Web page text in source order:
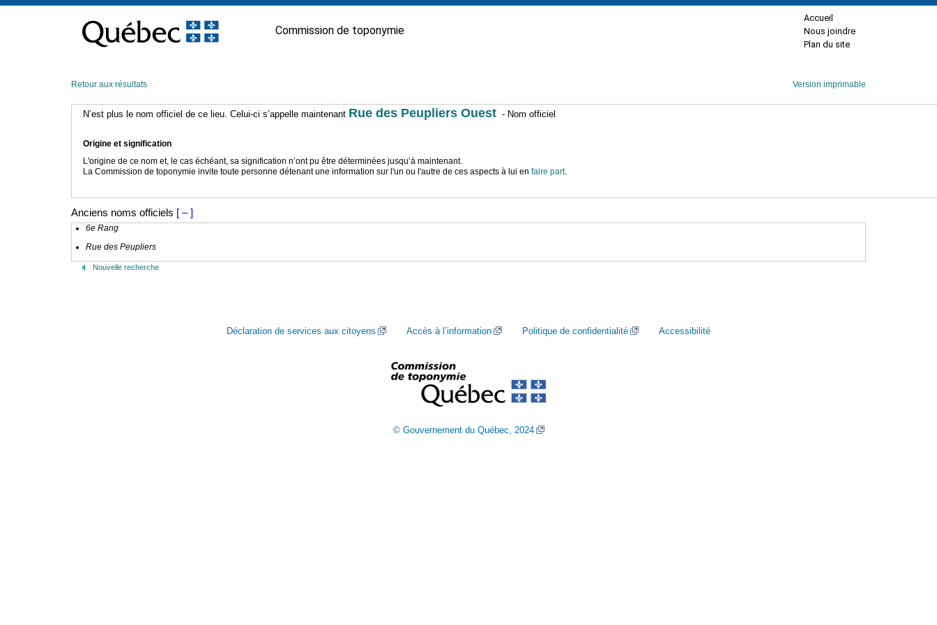
contenu
Commission de toponymie
Accueil
Nous joindre
Plan du site
Retour aux résultats Version imprimable
N’est plus le nom officiel de ce lieu. Celui-ci s’appelle maintenant Rue des Peupliers Ouest - Nom officiel
Origine et signification
L'origine de ce nom et, le cas échéant, sa signification n’ont pu être déterminées jusqu’à maintenant.
La Commission de toponymie invite toute personne détenant une information sur l'un ou l'autre de ces aspects à lui en faire part.
Anciens noms officiels [ – ]
6e Rang
Rue des Peupliers
Nouvelle recherche
Déclaration de services aux citoyens Accès à l’information Politique de confidentialité Accessibilité
© Gouvernement du Québec, 2024